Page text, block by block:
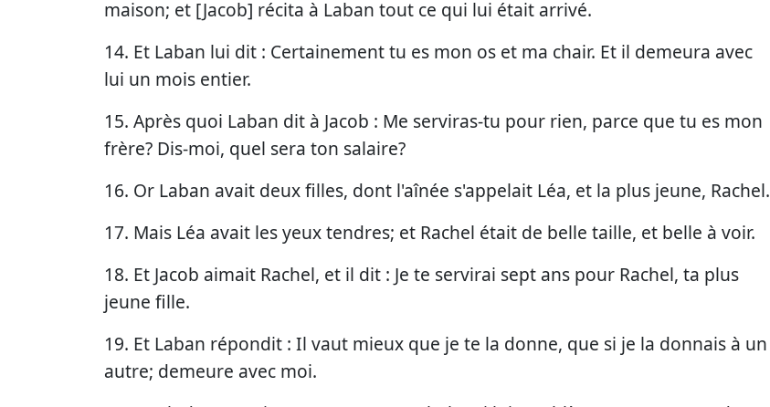
maison; et [Jacob] récita à Laban tout ce qui lui était arrivé.
14. Et Laban lui dit : Certainement tu es mon os et ma chair. Et il demeura avec
lui un mois entier.
15. Après quoi Laban dit à Jacob : Me serviras-tu pour rien, parce que tu es mon
frère? Dis-moi, quel sera ton salaire?
16. Or Laban avait deux filles, dont l'aînée s'appelait Léa, et la plus jeune, Rachel.
17. Mais Léa avait les yeux tendres; et Rachel était de belle taille, et belle à voir.
18. Et Jacob aimait Rachel, et il dit : Je te servirai sept ans pour Rachel, ta plus
jeune fille.
19. Et Laban répondit : Il vaut mieux que je te la donne, que si je la donnais à un
autre; demeure avec moi.